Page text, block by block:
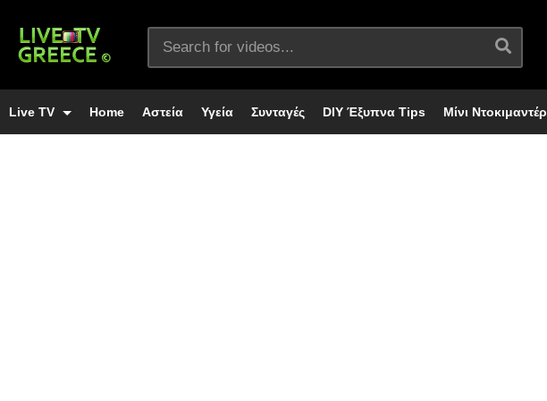
Live TV Home Αστεία Υγεία Συνταγές DIY Έξυπνα Tips Μίνι Ντοκιμαντέρ